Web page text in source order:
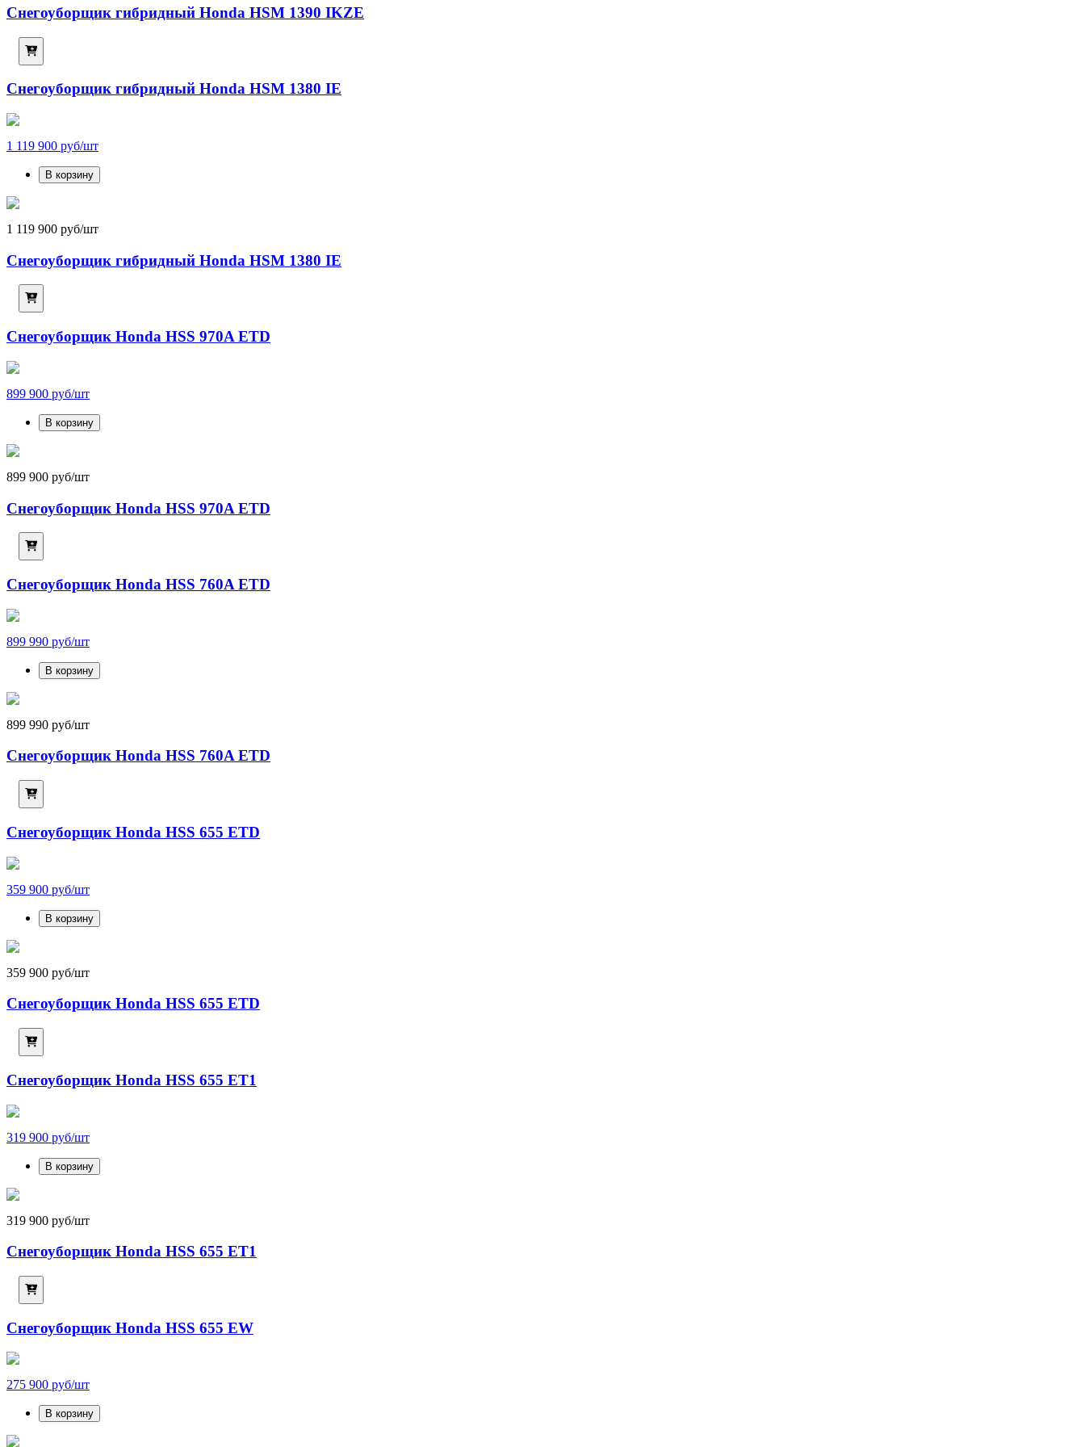
Снегоуборщик гибридный Honda HSM 1390 IKZE
Снегоуборщик гибридный Honda HSM 1380 IE
1 119 900 руб/шт
В корзину
1 119 900 руб/шт
Снегоуборщик гибридный Honda HSM 1380 IE
Снегоуборщик Honda HSS 970A ETD
899 900 руб/шт
В корзину
899 900 руб/шт
Снегоуборщик Honda HSS 970A ETD
Снегоуборщик Honda HSS 760A ETD
899 990 руб/шт
В корзину
899 990 руб/шт
Снегоуборщик Honda HSS 760A ETD
Снегоуборщик Honda HSS 655 ETD
359 900 руб/шт
В корзину
359 900 руб/шт
Снегоуборщик Honda HSS 655 ETD
Снегоуборщик Honda HSS 655 ET1
319 900 руб/шт
В корзину
319 900 руб/шт
Снегоуборщик Honda HSS 655 ET1
Снегоуборщик Honda HSS 655 EW
275 900 руб/шт
В корзину